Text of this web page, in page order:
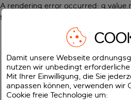
A rendering error occurred:
function
Damit unsere Webseite
nutzen wir unbedingt erforderliche
Mit Ihrer Einwilligung, die Sie
anpassen können, verwenden wir
Cookie freie Technologie um: